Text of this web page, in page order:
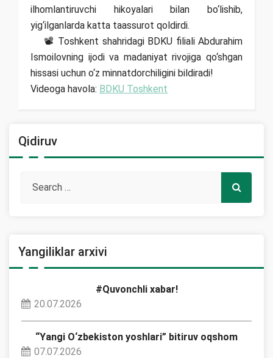
ilhomlantiruvchi hikoyalari bilan bo‘lishib,
yig‘ilganlarda katta taassurot qoldirdi.
📽 Toshkent shahridagi BDKU filiali Abdurahim
Ismoilovning ijodi va madaniyat rivojiga qo‘shgan
hissasi uchun o‘z minnatdorchiligini bildiradi!
Videoga havola: BDKU Toshkent
Qidiruv
Yangiliklar arxivi
#Quvonchli xabar!
20.07.2026
“Yangi O‘zbekiston yoshlari” bitiruv oqshom
07.07.2026